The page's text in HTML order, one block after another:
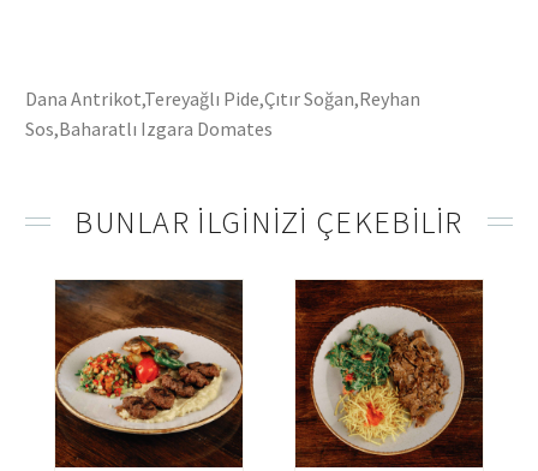
Dana Antrikot,Tereyağlı Pide,Çıtır Soğan,Reyhan
Sos,Baharatlı Izgara Domates
BUNLAR ILGINIZI ÇEKEBILIR